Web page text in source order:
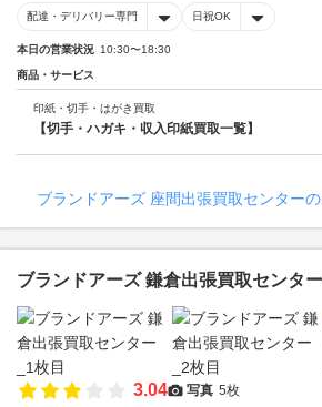
配達・デリバリー専門 日祝OK
本日の営業状況 10:30〜18:30
商品・サービス
印紙・切手・はがき買取
【切手・ハガキ・収入印紙買取一覧】
ブランドアーズ 座間出張買取センター
ブランドアーズ 鎌倉出張買取センター
3.04 写真 5枚